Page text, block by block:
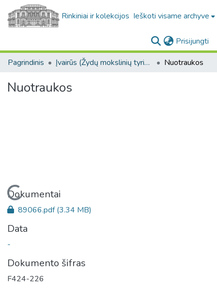
Rinkiniai ir kolekcijos Ieškoti visame archyve
Prisijungti
Pagrindinis Įvairūs (Žydų mokslinių tyrimų instituto (YIVO) fondas. F424) Nuotraukos
Nuotraukos
Įkeliama...
Dokumentai
89066.pdf(3.34 MB)
Data
-
Dokumento šifras
F424-226